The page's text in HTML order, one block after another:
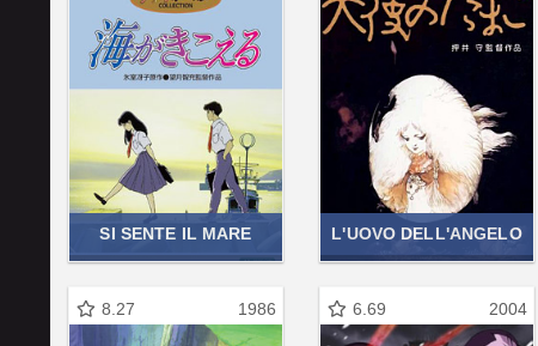
SI SENTE IL MARE L'UOVO DELL'ANGELO
8.27 1986 6.69 2004